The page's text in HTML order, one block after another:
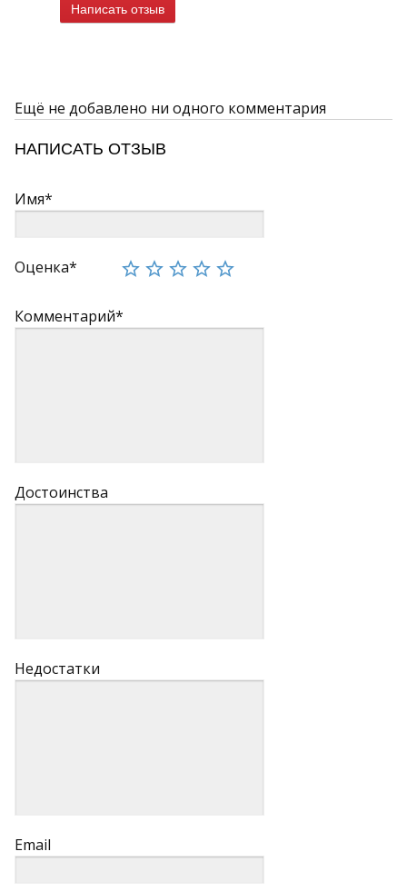
Написать отзыв
Ещё не добавлено ни одного комментария
НАПИСАТЬ ОТЗЫВ
Имя*
Оценка*
Комментарий*
Достоинства
Недостатки
Email